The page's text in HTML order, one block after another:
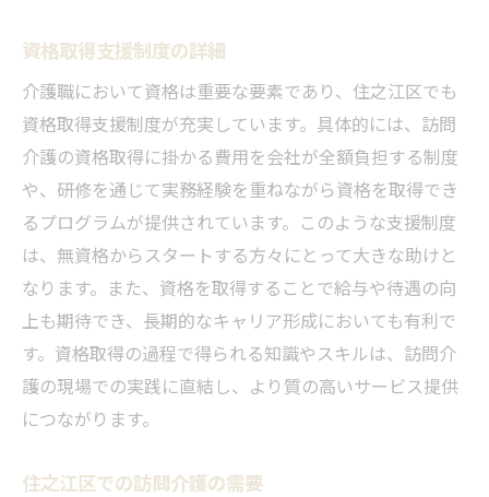
資格取得支援制度の詳細
介護職において資格は重要な要素であり、住之江区でも
資格取得支援制度が充実しています。具体的には、訪問
介護の資格取得に掛かる費用を会社が全額負担する制度
や、研修を通じて実務経験を重ねながら資格を取得でき
るプログラムが提供されています。このような支援制度
は、無資格からスタートする方々にとって大きな助けと
なります。また、資格を取得することで給与や待遇の向
上も期待でき、長期的なキャリア形成においても有利で
す。資格取得の過程で得られる知識やスキルは、訪問介
護の現場での実践に直結し、より質の高いサービス提供
につながります。
住之江区での訪問介護の需要